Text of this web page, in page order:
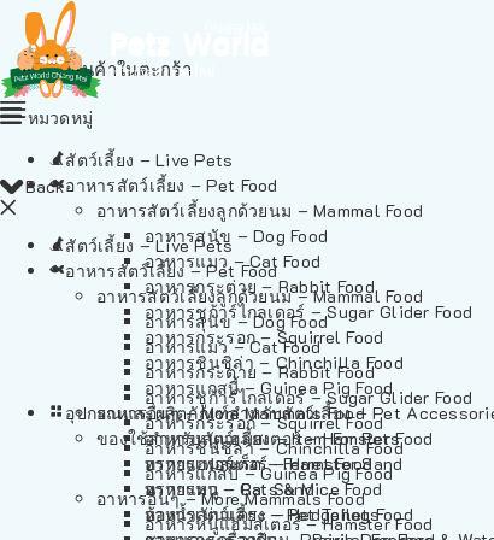
ไม่มีสินค้าในตะกร้า
Back
สัตว์เลี้ยง – Live Pets
อาหารสัตว์เลี้ยง – Pet Food
อาหารสัตว์เลี้ยงลูกด้วยนม – Mammal Food
อาหารสุนัข – Dog Food
อาหารแมว – Cat Food
อาหารกระต่าย – Rabbit Food
อาหารชูก้าร์ไกลเดอร์ – Sugar Glider Food
อาหารกระรอก – Squirrel Food
อาหารชินชิล่า – Chinchilla Food
อาหารแกสบี้ – Guinea Pig Food
อาหารอื่นๆ – More Mammals Food
อาหารหนูแฮมสเตอร์ – Hamster Food
หมวดหมู่
สัตว์เลี้ยง – Live Pets
อาหารสัตว์เลี้ยง – Pet Food
อาหารสัตว์เลี้ยงลูกด้วยนม – Mammal Food
อาหารสุนัข – Dog Food
อาหารแมว – Cat Food
อาหารกระต่าย – Rabbit Food
อาหารชูก้าร์ไกลเดอร์ – Sugar Glider Food
อาหารกระรอก – Squirrel Food
อาหารชินชิล่า – Chinchilla Food
อาหารแกสบี้ – Guinea Pig Food
อาหารอื่นๆ – More Mammals Food
อาหารหนูแฮมสเตอร์ – Hamster Food
อาหารเฟอร์เร็ต – Ferret Food
อาหารหนู – Rats & Mice Food
อาหารเม่นแคระ – Hedgehog Food
อุปกรณและผลิตภัณฑ์สำหรับสัตว์เลี้ยง – Pet
ของใช้สำหรับสัตว์เลี้ยง – Item For Pets
ทรายแฮมสเตอร์ – Hamster Sand
ทรายแมว – Cat Sand
ห้องน้ำสัตว์เลี้ยง – Pet Toilets